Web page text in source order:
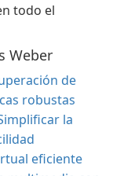
todo el
Weber
de
robustas
la
eficiente